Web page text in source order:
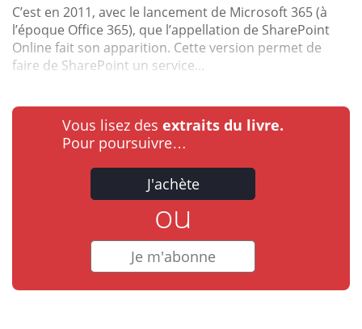
C’est en 2011, avec le lancement de Microsoft 365 (à
l’époque Office 365), que l’appellation de SharePoint
Online fait son apparition. Cette version permet de
faire de SharePoint un service...
Vous lisez des extraits du livre.
Pour poursuivre…
J'achète
ou
Je m'abonne